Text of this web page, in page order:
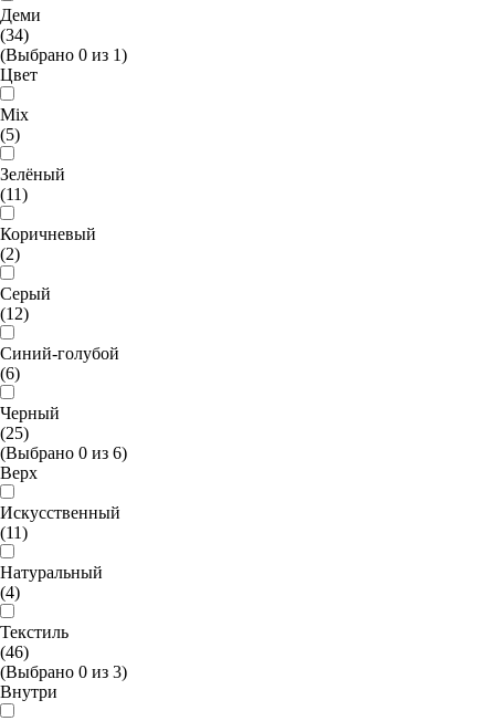
Деми
(34)
(Выбрано 0 из 1)
Цвет
Mix
(5)
Зелёный
(11)
Коричневый
(2)
Серый
(12)
Синий-голубой
(6)
Черный
(25)
(Выбрано 0 из 6)
Верх
Искусственный
(11)
Натуральный
(4)
Текстиль
(46)
(Выбрано 0 из 3)
Внутри